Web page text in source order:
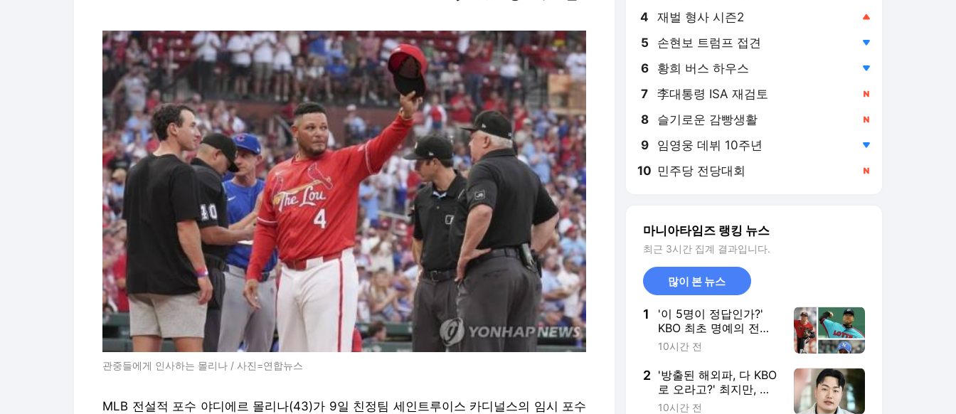
관중들에게 인사하는 몰리나 / 사진=연합뉴스
MLB 전설적 포수 야디에르 몰리나(43)가 9일 친정팀 세인트루이스 카디널스의 임시 포수
4 재벌 형사 시즌2
5 손현보 트럼프 접견
6 황희 버스 하우스
7 李대통령 ISA 재검토
8 슬기로운 감빵생활
9 임영웅 데뷔 10주년
10 민주당 전당대회
마니아타임즈 랭킹 뉴스
최근 3시간 집계 결과입니다.
많이 본 뉴스
1
'이 5명이 정답인가?'
KBO 최초 명예의 전당,
선동열·최동원·이승엽·
논쟁
10시간 전
2 '방출된 해외파, 다 KBO
로 오라고?' 최지만, 배
지환, 심준석의 엇갈린
10시간 전